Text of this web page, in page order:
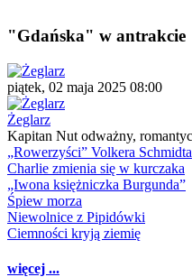
"Gdańska" w antrakcie
piątek, 02 maja 2025 08:00
Żeglarz
Kapitan Nut odważny,
„Rowerzyści” Volkera Schmidta
Charlie zmienia się w kurczaka
„Iwona księżniczka Burgunda”
Śpiew morza
Niewolnice z Pipidówki
Ciemności kryją ziemię
więcej ...